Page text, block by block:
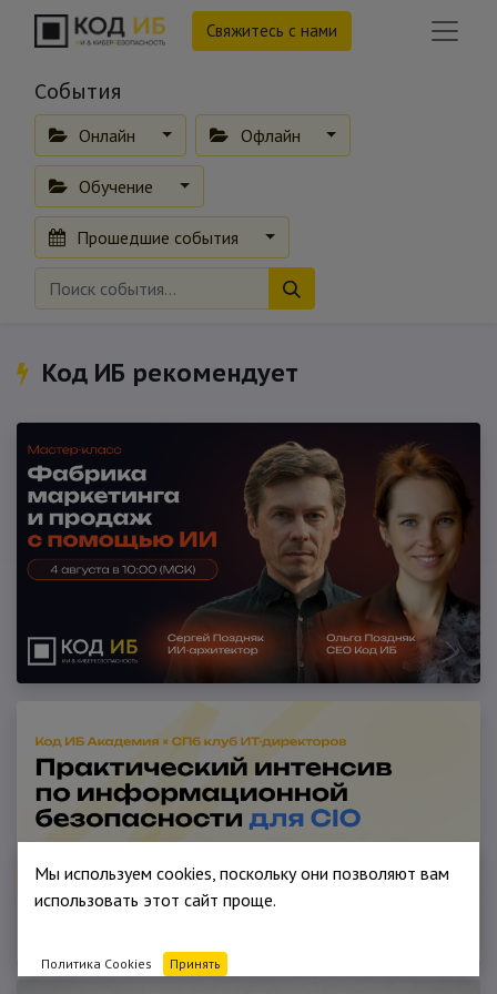
Свяжитесь с нами
События
Онлайн Офлайн
Обучение
Прошедшие события
Код ИБ рекомендует
Мы используем cookies, поскольку они позволяют вам
использовать этот сайт проще.
Политика Cookies Принять